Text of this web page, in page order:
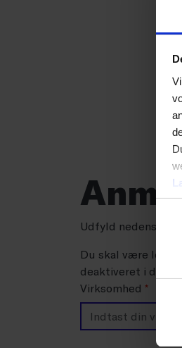
Udfyld
Du skal være
deaktiveret i dine
Virksomhed *